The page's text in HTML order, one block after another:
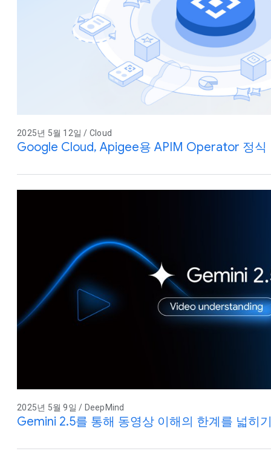
2025년 5월 12일 / Cloud
Google Cloud, Apigee용 APIM Operator 정식
2025년 5월 9일 / DeepMind
Gemini 2.5를 통해 동영상 이해의 한계를 넓히